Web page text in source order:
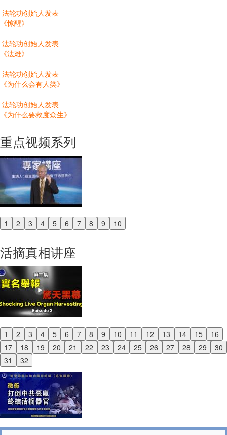
法轮功创始人发表
《惊醒》
法轮功创始人发表
《法难》
法轮功创始人发表
《为什么会有人类》
法轮功创始人发表
《为什么要救度众生》
重点视频系列
1 2 3 4 5 6 7 8 9 10
Previous
活摘真相讲座
1 2 3 4 5 6 7 8 9 10 11 12 13 14 15
16
17
18 19 20 21 22 23 24 25 26 27 28 29
30
31
32
Previous
Next